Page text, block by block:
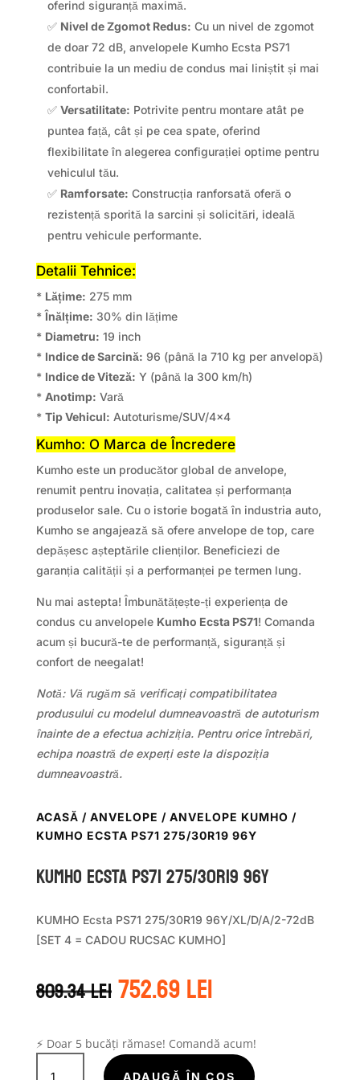
oferind siguranță maximă.
✅ Nivel de Zgomot Redus: Cu un nivel de zgomot
de doar 72 dB, anvelopele Kumho Ecsta PS71
contribuie la un mediu de condus mai liniștit și mai
confortabil.
✅ Versatilitate: Potrivite pentru montare atât pe
puntea față, cât și pe cea spate, oferind
flexibilitate în alegerea configurației optime pentru
vehiculul tău.
✅ Ramforsate: Construcția ranforsată oferă o
rezistență sporită la sarcini și solicitări, ideală
pentru vehicule performante.
Detalii Tehnice:
* Lățime: 275 mm
*Înălțime: 30% din lățime
* Diametru: 19 inch
* Indice de Sarcină: 96 (până la 710 kg per anvelopă)
* Indice de Viteză: Y (până la 300 km/h)
* Anotimp: Vară
* Tip Vehicul: Autoturisme/SUV/4×4
Kumho: O Marca de Încredere
Kumho este un producător global de anvelope,
renumit pentru inovația, calitatea și performanța
produselor sale. Cu o istorie bogată în industria auto,
Kumho se angajează să ofere anvelope de top, care
depășesc așteptările clienților. Beneficiezi de
garanția calității și a performanței pe termen lung.
Nu mai astepta! Îmbunătățește-ți experiența de
condus cu anvelopele Kumho Ecsta PS71! Comanda
acum și bucură-te de performanță, siguranță și
confort de neegalat!
Notă: Vă rugăm să verificați compatibilitatea
produsului cu modelul dumneavoastră de autoturism
înainte de a efectua achiziția. Pentru orice întrebări,
echipa noastră de experți este la dispoziția
dumneavoastră.
ACASĂ / ANVELOPE / ANVELOPE KUMHO /
KUMHO ECSTA PS71 275/30R19 96Y
Kumho ECSTA PS71 275/30R19 96Y
KUMHO Ecsta PS71 275/30R19 96Y/XL/D/A/2-72dB
[SET 4 = CADOU RUCSAC KUMHO]
809.34leiPrețul
inițial
fost:
809.34 lei.
752.69leiPrețul
curent
752.69 lei.
⚡ Doar 5 bucăți rămase! Comandă acum!
Cantitate
ADAUGĂ ÎN COȘ